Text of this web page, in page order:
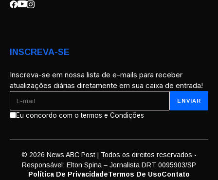
INSCREVA-SE
Inscreva-se em nossa lista de e-mails para receber
atualizações diárias diretamente em sua caixa de entrada!
Eu concordo com o termos e Condições
© 2026 News ABC Post | Todos os direitos reservados -
Responsável: Elton Spina – Jornalista DRT 0095903/SP
Política De PrivacidadeTermos De UsoContato